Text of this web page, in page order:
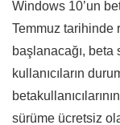
Windows 10’un
Temmuz tarihinde
başlanacağı, beta
kullanıcıların
sürüme ücretsiz